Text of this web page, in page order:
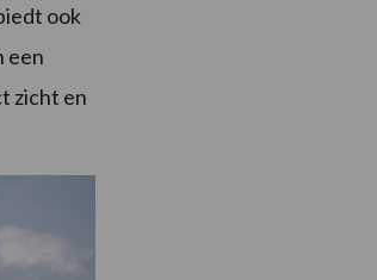
ook
een
zicht en